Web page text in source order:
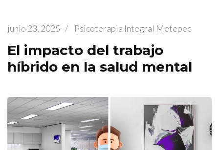
junio 23, 2025 / Psicoterapia Integral Metepec
El impacto del trabajo
híbrido en la salud mental